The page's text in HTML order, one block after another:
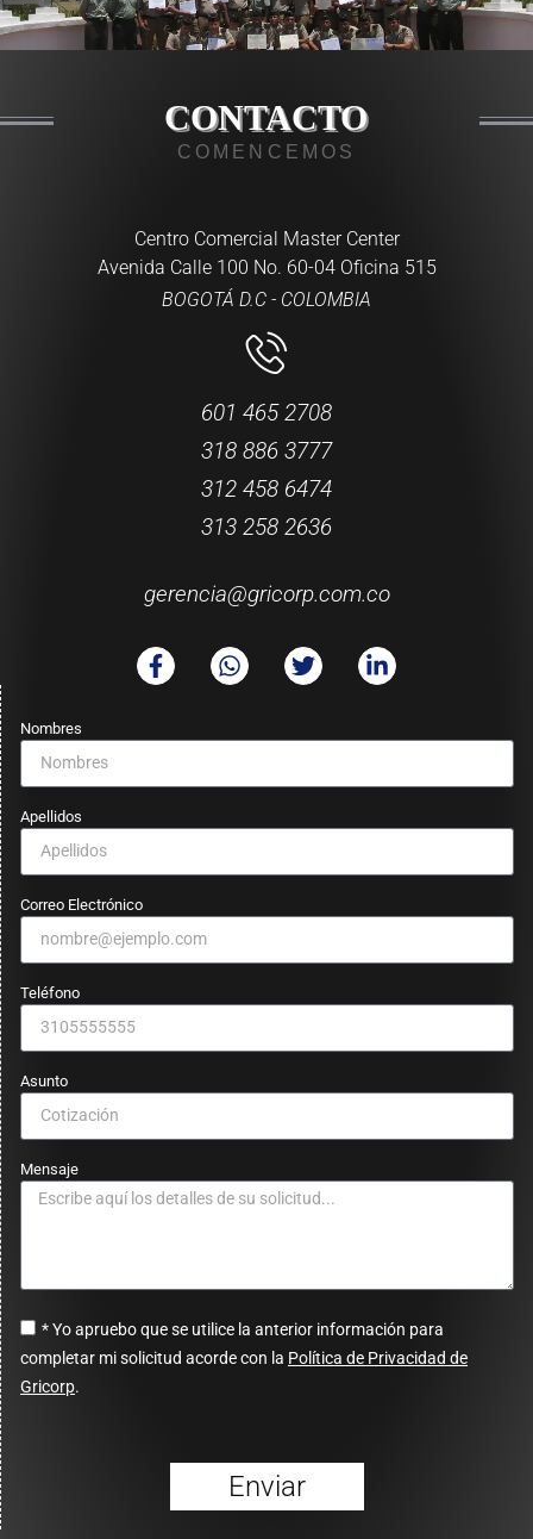
CONTACTO
COMENCEMOS
Centro Comercial Master Center
Avenida Calle 100 No. 60-04 Oficina 515
BOGOTÁ D.C - COLOMBIA
601 465 2708
318 886 3777
312 458 6474
313 258 2636
gerencia@gricorp.com.co
Nombres
Apellidos
Correo Electrónico
Teléfono
Asunto
Mensaje
* Yo apruebo que se utilice la anterior información para
completar mi solicitud acorde con la Política de Privacidad de
Gricorp.
Enviar